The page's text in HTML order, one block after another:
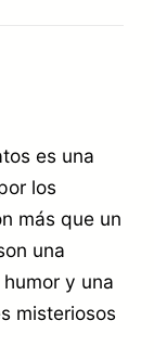
es una
los
más que un
una
y una
misteriosos